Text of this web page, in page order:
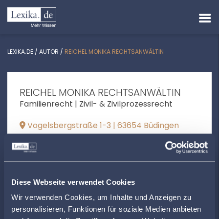
Diese Webseite verwendet Cookies
Wir verwenden Cookies, um Inhalte und Anzeigen zu
personalisieren, Funktionen für soziale Medien anbieten
LEXIKA.DE / AUTOR / REICHEL MONIKA RECHTSANWÄLTIN
REICHEL MONIKA RECHTSANWÄLTIN
Familienrecht | Zivil- & Zivilprozessrecht
Vogelsbergstraße 1-3 | 63654 Büdingen
info@kanzleireichel.de
+496042957630
www.kanzleireichel.de
ÖFFNUNGSZEITEN